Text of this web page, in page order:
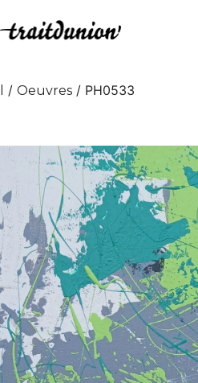
/ Oeuvres / PH0533